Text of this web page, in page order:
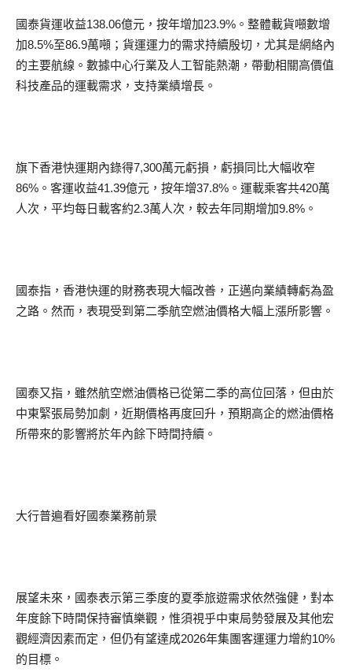
國泰貨運收益138.06億元，按年增加23.9%。整體載貨噸數增
加8.5%至86.9萬噸；貨運運力的需求持續殷切，尤其是網絡內
的主要航線。數據中心行業及人工智能熱潮，帶動相關高價值
科技產品的運載需求，支持業績增長。
旗下香港快運期內錄得7,300萬元虧損，虧損同比大幅收窄
86%。客運收益41.39億元，按年增37.8%。運載乘客共420萬
人次，平均每日載客約2.3萬人次，較去年同期增加9.8%。
國泰指，香港快運的財務表現大幅改善，正邁向業績轉虧為盈
之路。然而，表現受到第二季航空燃油價格大幅上漲所影響。
國泰又指，雖然航空燃油價格已從第二季的高位回落，但由於
中東緊張局勢加劇，近期價格再度回升，預期高企的燃油價格
所帶來的影響將於年內餘下時間持續。
大行普遍看好國泰業務前景
展望未來，國泰表示第三季度的夏季旅遊需求依然強健，對本
年度餘下時間保持審慎樂觀，惟須視乎中東局勢發展及其他宏
觀經濟因素而定，但仍有望達成2026年集團客運運力增約10%
的目標。